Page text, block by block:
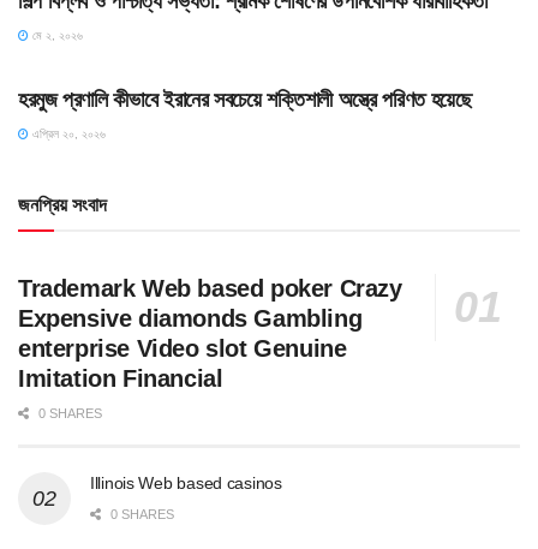
মে ২, ২০২৬
হরমুজ প্রণালি কীভাবে ইরানের সবচেয়ে শক্তিশালী অস্ত্রে পরিণত হয়েছে
এপ্রিল ২০, ২০২৬
জনপ্রিয় সংবাদ
Trademark Web based poker Crazy
Expensive diamonds Gambling
enterprise Video slot Genuine
Imitation Financial
0 SHARES
Illinois Web based casinos
0 SHARES